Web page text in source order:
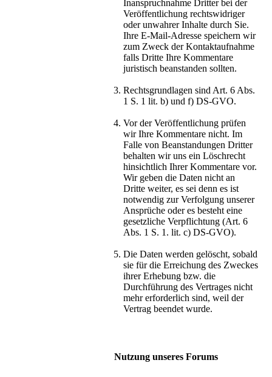
Inanspruchnahme Dritter bei der
Veröffentlichung rechtswidriger
oder unwahrer Inhalte durch Sie.
Ihre E-Mail-Adresse speichern wir
zum Zweck der Kontaktaufnahme
falls Dritte Ihre Kommentare
juristisch beanstanden sollten.
Rechtsgrundlagen sind Art. 6 Abs.
1 S. 1 lit. b) und f) DS-GVO.
Vor der Veröffentlichung prüfen
wir Ihre Kommentare nicht. Im
Falle von Beanstandungen Dritter
behalten wir uns ein Löschrecht
hinsichtlich Ihrer Kommentare vor.
Wir geben die Daten nicht an
Dritte weiter, es sei denn es ist
notwendig zur Verfolgung unserer
Ansprüche oder es besteht eine
gesetzliche Verpflichtung (Art. 6
Abs. 1 S. 1. lit. c) DS-GVO).
Die Daten werden gelöscht, sobald
sie für die Erreichung des Zweckes
ihrer Erhebung bzw. die
Durchführung des Vertrages nicht
mehr erforderlich sind, weil der
Vertrag beendet wurde.
Nutzung unseres Forums